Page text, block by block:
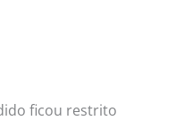
ficou restrito